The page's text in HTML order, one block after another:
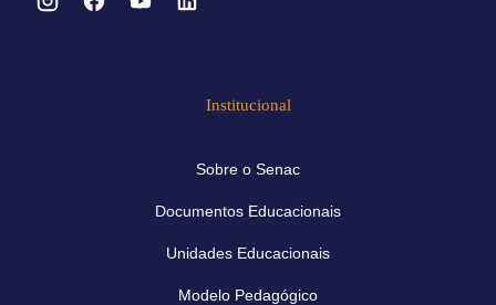
Institucional
Sobre o Senac
Documentos Educacionais
Unidades Educacionais
Modelo Pedagógico